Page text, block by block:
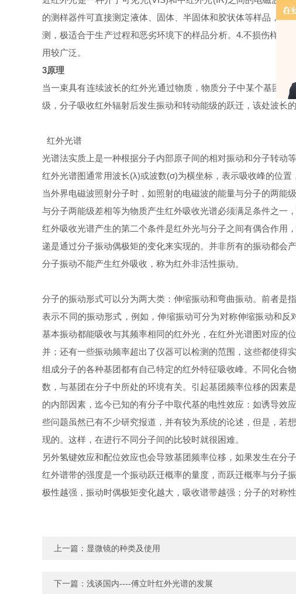
的测样器件可直接测定液体、固体、半固体和胶状体等样品，检
测，极适合于生产过程和恶劣环境下的样品分析。4.不损伤样品
用较广泛。
3原理
当一束具有连续波长的红外光通过物质，物质分子中某个基团
级 ，分子吸收红外辐射后发生振动和转动能级的跃迁，该处波长
红外光谱
光谱法实质上是一种根据分子内部原子间的相对振动和分子转动
红外光谱图通常用波长(λ)或波数(σ)为横坐标 ，表示吸收峰的位置
当外界电磁波照射分子时，如照射的电磁波的能量与分子的两能
与分子两能级差相等为物质产生红外吸收光谱必须满足条件之一
红外吸收光谱产生的第二个条件是红外光与分子之间有偶合作用
递是通过分子振动偶极矩的变化来实现的。并非所有的振动都会
分子振动不能产生红外吸收，称为红外非活性振动。
分子的振动形式可以分为两大类： 伸缩振动和弯曲振动。前者是
表示不同的振动形式，例如，伸缩振动可分为对称伸缩振动和
基本振动都能吸收与其频率相同的红外光，在红外光谱图对应的
并 ；还有一些振动频率超出了仪器可以检测的范围，这些都使得
组成分子的各种基团都有自己特定的红外特征吸收峰。不同化合
数，与基团在分子中所处的环境有关。引起基团频率位移的因素
的内部因素，迄今已知的有分子中取代基的电性效应：如诱导效应
些问题虽然已有不少研究报道，并有较为系统的论述，但是，若
现的。这样，在进行不同分子间的比较时就很困难。
另外氢键效应和配位效应也会导致基团频率位移，如果发生在分
红外谱带的强度是一个振动跃迁概率的量度，而跃迁概率与分子
极性越强，振动时偶极矩变化越大，吸收谱带越强；分子的对称
上一篇： 显微镜的种类及使用
下一篇： 浅谈国内----傅立叶红外光谱的发展